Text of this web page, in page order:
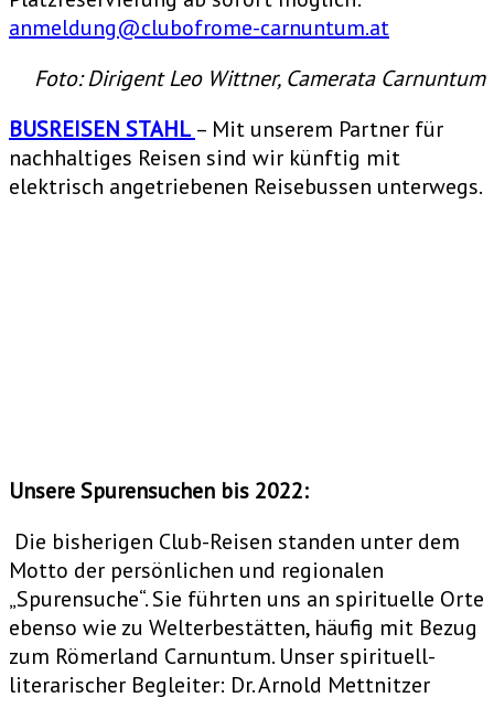
anmeldung@clubofrome-carnuntum.at
Foto: Dirigent Leo Wittner, Camerata Carnuntum
BUSREISEN STAHL– Mit unserem Partner für
nachhaltiges Reisen sind wir künftig mit
elektrisch angetriebenen Reisebussen unterwegs.
Unsere Spurensuchen bis 2022:
Die bisherigen Club-Reisen standen unter dem
Motto der persönlichen und regionalen
„Spurensuche“. Sie führten uns an spirituelle Orte
ebenso wie zu Welterbestätten, häufig mit Bezug
zum Römerland Carnuntum. Unser spirituell-
literarischer Begleiter: Dr. Arnold Mettnitzer